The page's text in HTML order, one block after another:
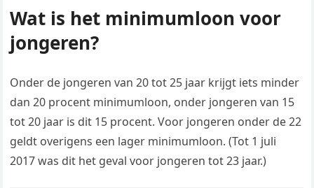
Wat is het minimumloon voor
jongeren?
Onder de jongeren van 20 tot 25 jaar krijgt iets minder
dan 20 procent minimumloon, onder jongeren van 15
tot 20 jaar is dit 15 procent. Voor jongeren onder de 22
geldt overigens een lager minimumloon. (Tot 1 juli
2017 was dit het geval voor jongeren tot 23 jaar.)